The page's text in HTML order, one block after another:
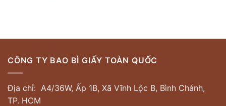
CÔNG TY BAO BÌ GIẤY TOÀN QUỐC
Địa chỉ: A4/36W, Ấp 1B, Xã Vĩnh Lộc B, Bình Chánh,
TP. HCM